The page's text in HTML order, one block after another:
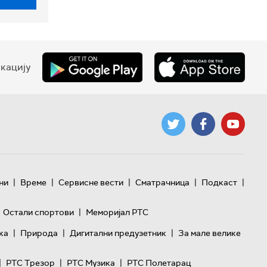
| Време | Сервисне вести | Сматрачница | Подкаст |
Остали спортови | Меморијал РТС
| Природа | Дигитални предузетник | За мале велике
| РТС Трезор | РТС Музика | РТС Полетарац